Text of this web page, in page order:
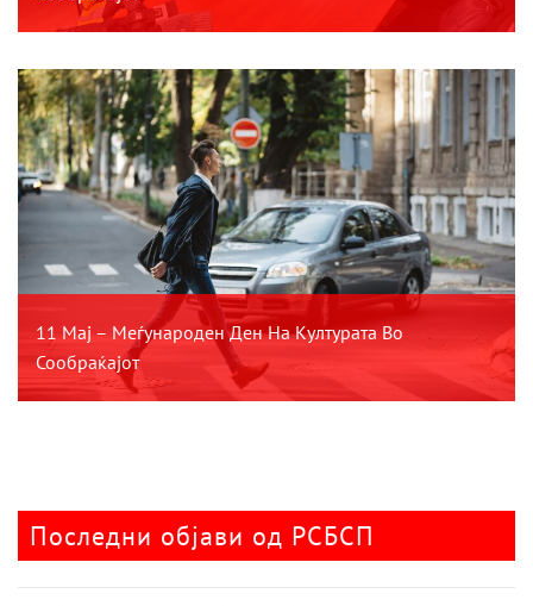
11 Мај – Меѓународен Ден На Културата Во
Сообраќајот
Последни објави од РСБСП